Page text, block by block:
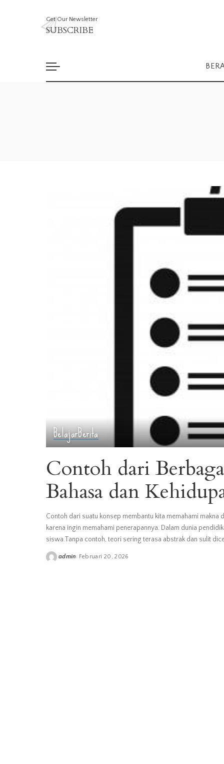
Get Our Newsletter
SUBSCRIBE
BelajarBerita
Contoh dari
Bahasa dan
Contoh dari suatu konsep membantu kita memahami
karena ingin memahami penerapannya. Dalam dunia
siswa.Tanpa contoh, teori sering terasa abstrak dan sulit
Posted
admin Februari 20, 2026